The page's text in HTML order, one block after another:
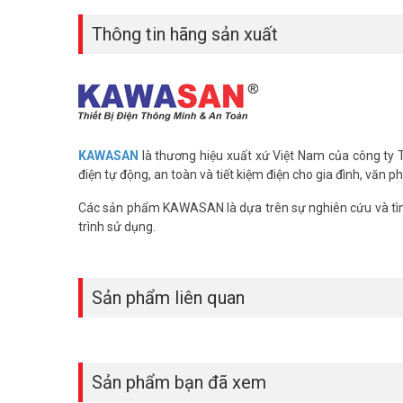
– Các trường hợp do thiên tai, hỏa hoạn không được bảo
– Sử dụng ở môi trường bụi ẩm, hóa chất gây rỉ sét làm
khảo thêm hình ảnh tạivuhoangtelecom.vn
Thông tin hãng sản xuất
KAWASAN là thương hiệu xuất xứ Việt Nam của công ty
điện tự động, an toàn và tiết kiệm điện cho gia đình, văn
Các sản phẩm KAWASAN là dựa trên sự nghiên cứu và
trình sử dụng.
Sản phẩm liên quan
Sản phẩm bạn đã xem